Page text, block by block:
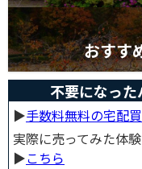
おすす
不要になった
▶︎手数料無料の宅配
実際に売ってみた体
▶︎こちら